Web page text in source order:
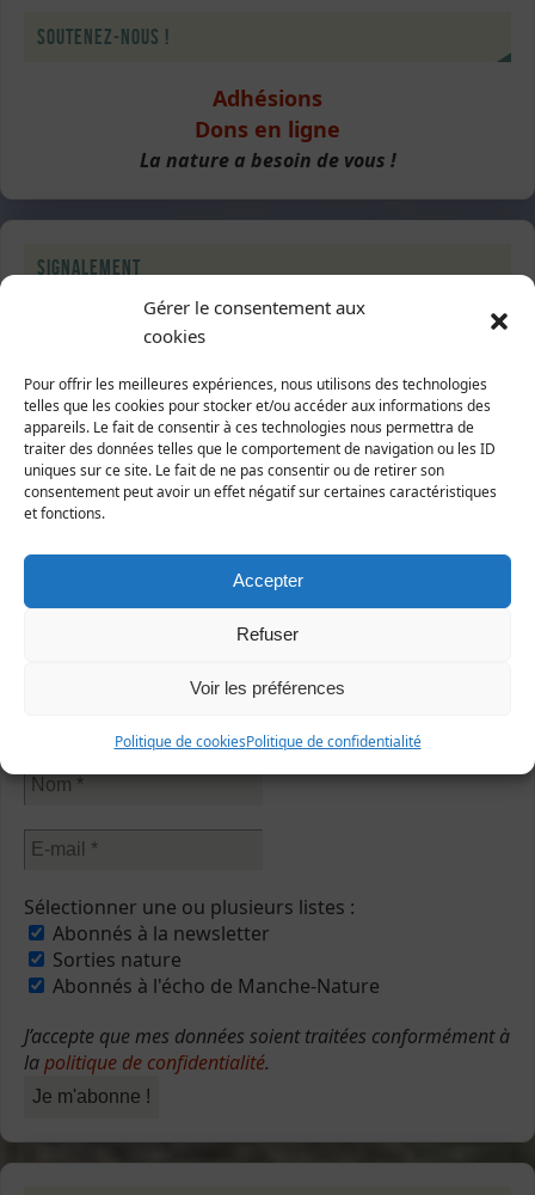
Gérer le consentement aux
cookies
Pour offrir les meilleures expériences, nous utilisons des technologies
telles que les cookies pour stocker et/ou accéder aux informations des
appareils. Le fait de consentir à ces technologies nous permettra de
traiter des données telles que le comportement de navigation ou les ID
uniques sur ce site. Le fait de ne pas consentir ou de retirer son
consentement peut avoir un effet négatif sur certaines caractéristiques
et fonctions.
Accepter
Refuser
Voir les préférences
Politique de cookiesPolitique de confidentialité
Soutenez-nous !
Adhésions
Dons en ligne
La nature a besoin de vous !
Signalement
Destruction de haies
Suivez-nous
Sur Facebook
Sélectionner une ou plusieurs listes :
Abonnés à la newsletter
Sorties nature
Abonnés à l'écho de Manche-Nature
J’accepte que mes données soient traitées conformément à
lapolitique de confidentialité.